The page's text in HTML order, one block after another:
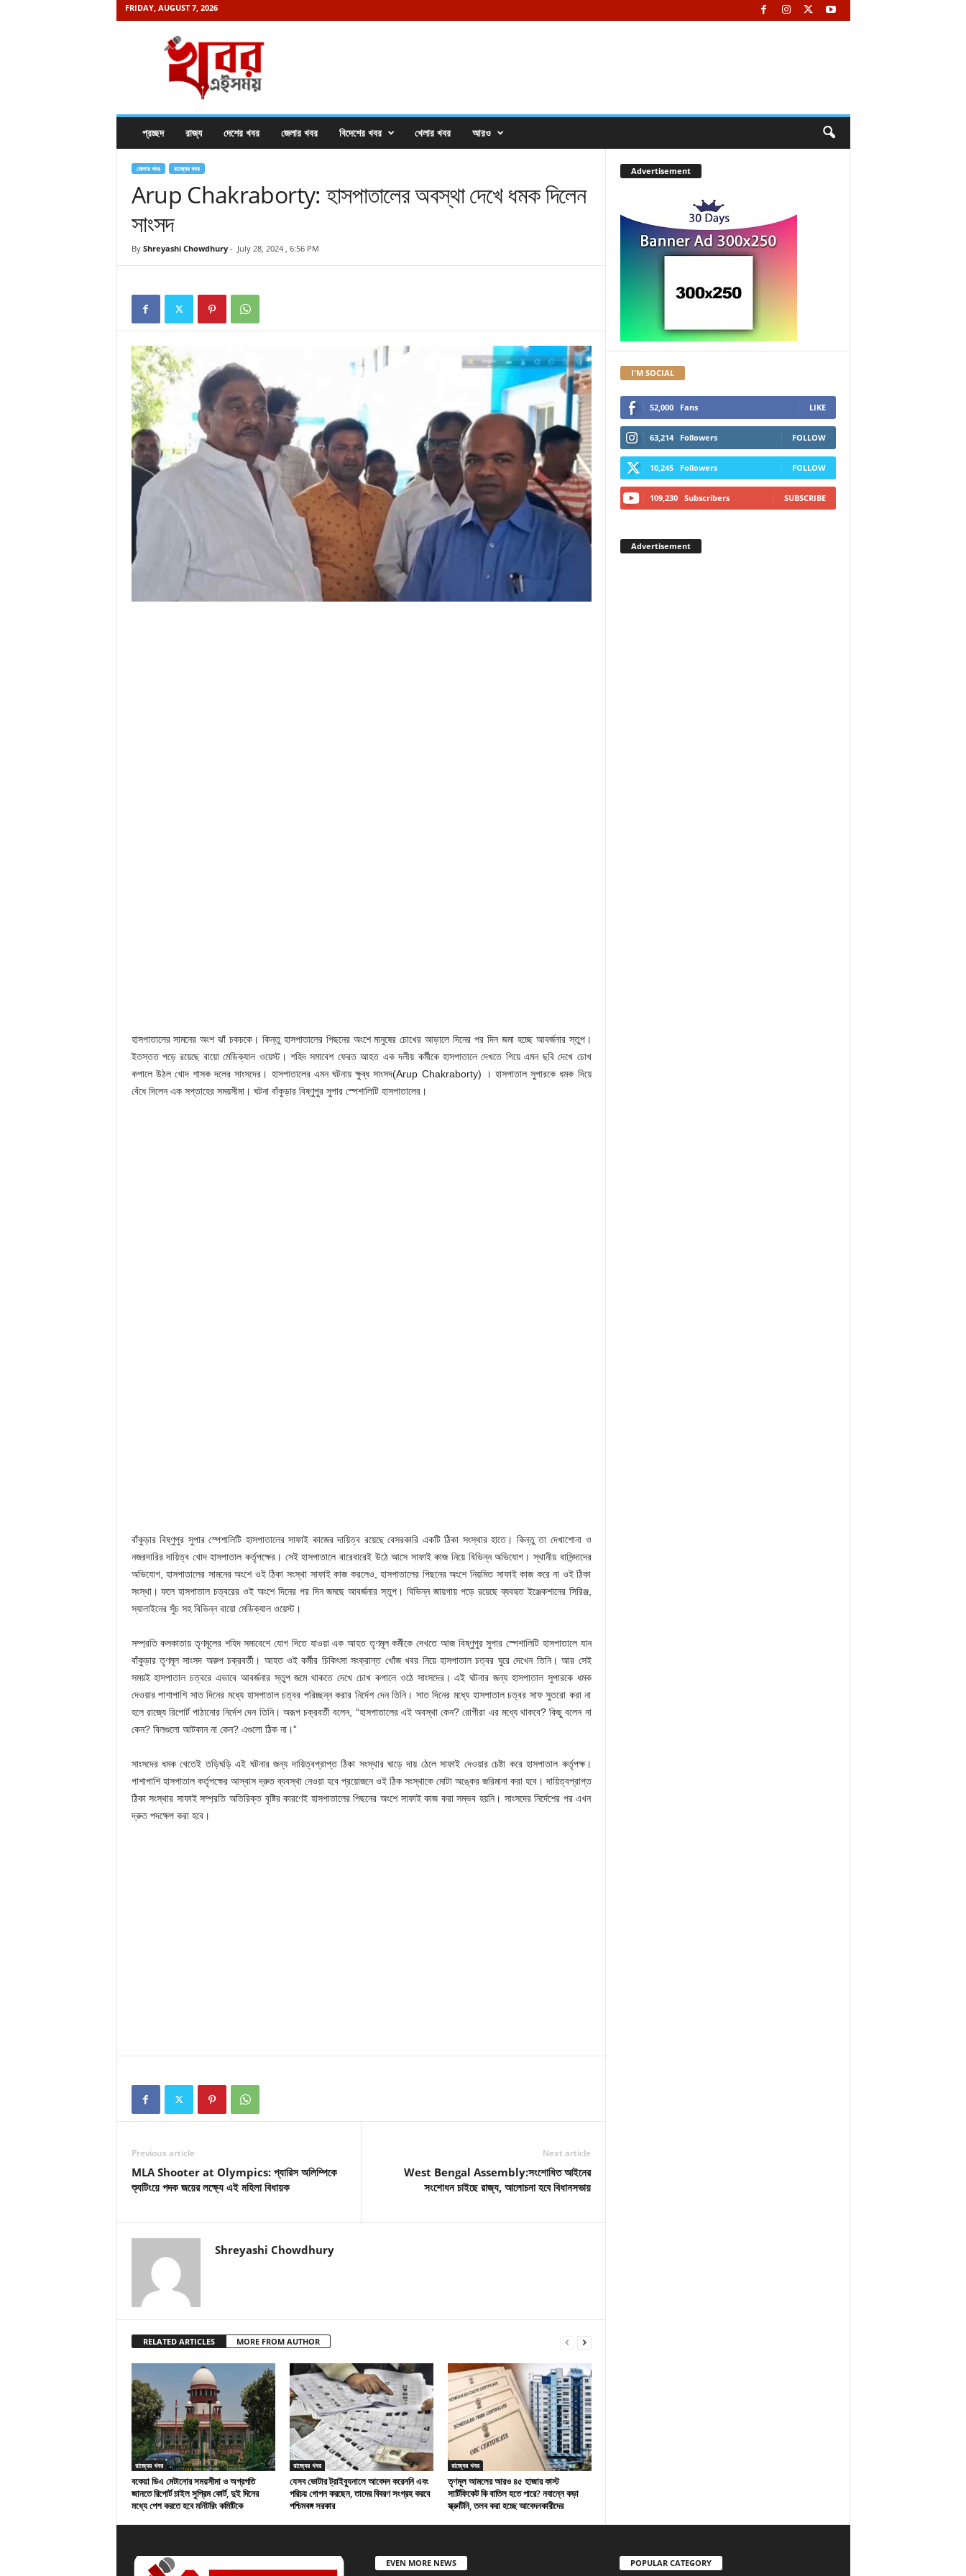
FRIDAY, AUGUST 7, 2026
প্রচ্ছদ রাজ্য দেশের খবর জেলার খবর বিদেশের খবর খেলার খবর আরও
জেলার খবর রাজ্যের খবর
Arup Chakraborty: হাসপাতালের অবস্থা দেখে ধমক দিলেন
সাংসদ
By Shreyashi Chowdhury- July 28, 2024 , 6:56 PM
হাসপাতালের সামনের অংশ ঝাঁ চকচকে। কিন্তু হাসপাতালের পিছনের অংশে মানুষের চোখের আড়ালে দিনের পর দিন জমা হচ্ছে আবর্জনার স্তুপ।
ইতস্তত পড়ে রয়েছে বায়ো মেডিক্যাল ওয়েস্ট। শহিদ সমাবেশ ফেরত আহত এক দলীয় কর্মীকে হাসপাতালে দেখতে গিয়ে এমন ছবি দেখে চোখ
কপালে উঠল খোদ শাসক দলের সাংসদের। হাসপাতালের এমন ঘটনায় ক্ষুব্ধ সাংসদ(Arup Chakraborty) । হাসপাতাল সুপারকে ধমক দিয়ে
বেঁধে দিলেন এক সপ্তাহের সময়সীমা। ঘটনা বাঁকুড়ার বিষ্ণুপুর সুপার স্পেশালিটি হাসপাতালের।
বাঁকুড়ার বিষ্ণুপুর সুপার স্পেশালিটি হাসপাতালের সাফাই কাজের দায়িত্ব রয়েছে বেসরকারি একটি ঠিকা সংস্থার হাতে। কিন্তু তা দেখাশোনা ও
নজরদারির দায়িত্ব খোদ হাসপাতাল কর্তৃপক্ষের। সেই হাসপাতালে বারেবারেই উঠে আসে সাফাই কাজ নিয়ে বিভিন্ন অভিযোগ। স্থানীয় বাসিন্দাদের
অভিযোগ, হাসপাতালের সামনের অংশে ওই ঠিকা সংস্থা সাফাই কাজ করলেও, হাসপাতালের পিছনের অংশে নিয়মিত সাফাই কাজ করে না ওই ঠিকা
সংস্থা। ফলে হাসপাতাল চত্বরের ওই অংশে দিনের পর দিন জমছে আবর্জনার স্তুপ। বিভিন্ন জায়গায় পড়ে রয়েছে ব্যবহৃত ইঞ্জেকশানের সিরিঞ্জ,
স্যালাইনের সুঁচ সহ বিভিন্ন বায়ো মেডিক্যাল ওয়েস্ট।
সম্প্রতি কলকাতায় তৃণমূলের শহিদ সমাবেশে যোগ দিতে যাওয়া এক আহত তৃণমূল কর্মীকে দেখতে আজ বিষ্ণুপুর সুপার স্পেশালিটি হাসপাতালে যান
বাঁকুড়ার তৃণমূল সাংসদ অরুপ চক্রবর্তী। আহত ওই কর্মীর চিকিৎসা সংক্রান্ত খোঁজ খবর নিয়ে হাসপাতাল চত্বর ঘুরে দেখেন তিনি। আর সেই
সময়ই হাসপাতাল চত্বরে এভাবে আবর্জনার স্তুপ জমে থাকতে দেখে চোখ কপালে ওঠে সাংসদের। এই ঘটনার জন্য হাসপাতাল সুপারকে ধমক
দেওয়ার পাশাপাশি সাত দিনের মধ্যে হাসপাতাল চত্বর পরিচ্ছন্ন করার নির্দেশ দেন তিনি। সাত দিনের মধ্যে হাসপাতাল চত্বর সাফ সুতরো করা না
হলে রাজ্যে রিপোর্ট পাঠানোর নির্দেশ দেন তিনি। অরূপ চক্রবর্তী বলেন, “হাসপাতালের এই অবস্থা কেন? রোগীরা এর মধ্যে থাকবে? কিছু বলেন না
কেন? বিলগুলো আটকান না কেন? এগুলো ঠিক না।”
সাংসদের ধমক খেতেই তড়িঘড়ি এই ঘটনার জন্য দায়িত্বপ্রাপ্ত ঠিকা সংস্থার ঘাড়ে দায় ঠেলে সাফাই দেওয়ার চেষ্টা করে হাসপাতাল কর্তৃপক্ষ।
পাশাপাশি হাসপাতাল কর্তৃপক্ষের আস্বাস দ্রুত ব্যবস্থা নেওয়া হবে প্রয়োজনে ওই ঠিক সংস্থাকে মোটা অঙ্কের জরিমানা করা হবে। দায়িত্বপ্রাপ্ত
ঠিকা সংস্থার সাফাই সম্প্রতি অতিরিক্ত বৃষ্টির কারণেই হাসপাতালের পিছনের অংশে সাফাই কাজ করা সম্ভব হয়নি। সাংসদের নির্দেশের পর এখন
দ্রুত পদক্ষেপ করা হবে।
Previous article
MLA Shooter at Olympics: প্যারিস অলিম্পিকে
শ্যুটিংয়ে পদক জয়ের লক্ষ্যে এই মহিলা বিধায়ক
Next article
West Bengal Assembly:সংশোধিত আইনের
সংশোধন চাইছে রাজ্য, আলোচনা হবে বিধানসভায়
Shreyashi Chowdhury
RELATED ARTICLES MORE FROM AUTHOR
রাজ্যের খবর
বকেয়া ডিএ মেটানোর সময়সীমা ও অগ্রগতি
জানতে রিপোর্ট চাইল সুপ্রিম কোর্ট, দুই দিনের
মধ্যে পেশ করতে হবে মনিটরিং কমিটিকে
রাজ্যের খবর
যেসব ভোটার ট্রাইব্যুনালে আবেদন করেননি এবং
পরিচয় গোপন করছেন, তাদের বিবরণ সংগ্রহ করবে
পশ্চিমবঙ্গ সরকার
রাজ্যের খবর
তৃণমূল আমলের আরও ৪৫ হাজার কাস্ট
সার্টিফিকেট কি বাতিল হতে পারে? নবান্নে কড়া
স্ক্রুটিনি, তলব করা হচ্ছে আবেদনকারীদের
Advertisement
I'M SOCIAL
52,000 Fans LIKE
63,214 Followers FOLLOW
10,245 Followers FOLLOW
109,230 Subscribers SUBSCRIBE
Advertisement
EVEN MORE NEWS POPULAR CATEGORY